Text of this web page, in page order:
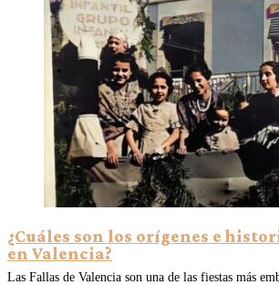
¿Cuáles son los orígenes e
en Valencia?
Las Fallas de Valencia son una de las fiestas más